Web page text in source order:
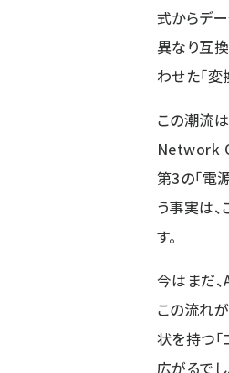
式からデ
異なり互
わせた「
この潮流
Network
第3の「電
う事実は
す。
今はまだ
この流れ
状を持つ
広がるでし